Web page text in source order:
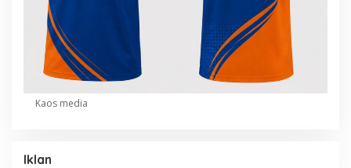
Kaos media
Iklan